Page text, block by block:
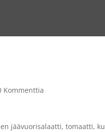
Kommenttia
jäävuorisalaatti, tomaatti,